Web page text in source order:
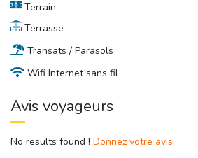
Terrain
Terrasse
Transats / Parasols
Wifi Internet sans fil
Avis voyageurs
No results found ! Donnez votre avis